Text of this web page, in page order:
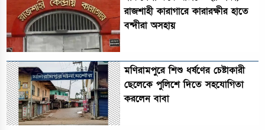
রাজশাহী কারাগারে কারারক্ষীর হাতে
বন্দীরা অসহায়
মণিরামপুরে শিশু ধর্ষণের চেষ্টাকারী
ছেলেকে পুলিশে দিতে সহযোগিতা
করলেন বাবা